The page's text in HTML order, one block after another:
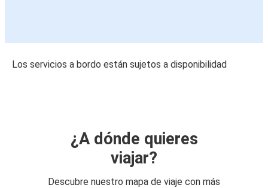
Los servicios a bordo están sujetos a disponibilidad
¿A dónde quieres
viajar?
Descubre nuestro mapa de viaje con más